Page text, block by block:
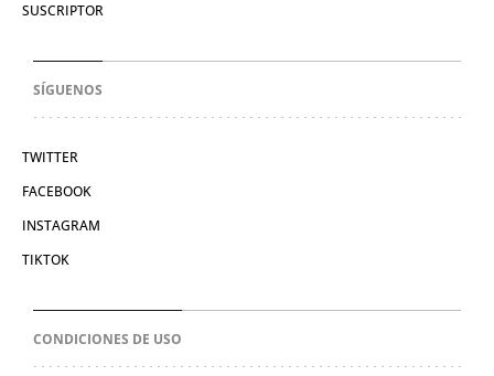
SUSCRIPTOR
SÍGUENOS
TWITTER
FACEBOOK
INSTAGRAM
TIKTOK
CONDICIONES DE USO